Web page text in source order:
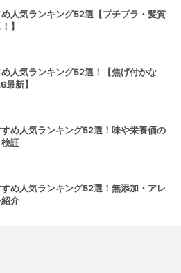
人気ランキング52選【プチプラ・髪質
】
人気ランキング52選！【焦げ付かな
新】
め人気ランキング52選！味や栄養価の
証
すめ人気ランキング52選！無添加・アレ
介